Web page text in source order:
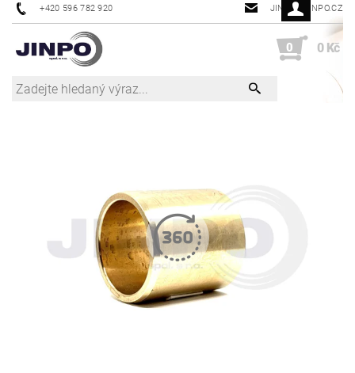
+420 596 782 920 JINPO@JINPO.CZ
0 0 Kč